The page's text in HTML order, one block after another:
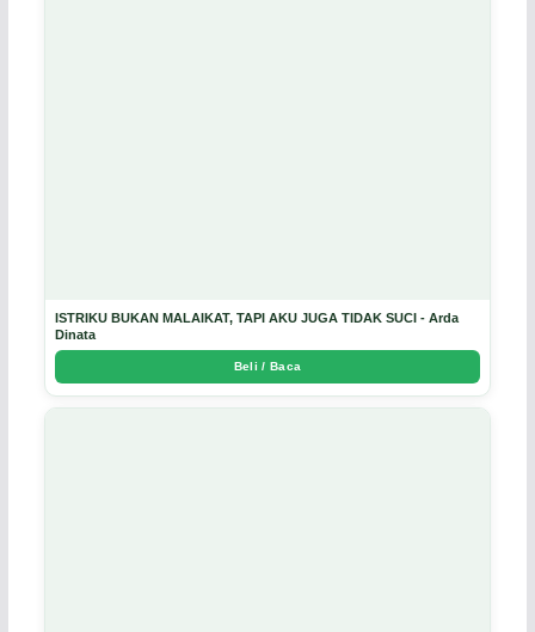
ISTRIKU BUKAN MALAIKAT, TAPI AKU JUGA TIDAK SUCI - Arda
Dinata
Beli / Baca